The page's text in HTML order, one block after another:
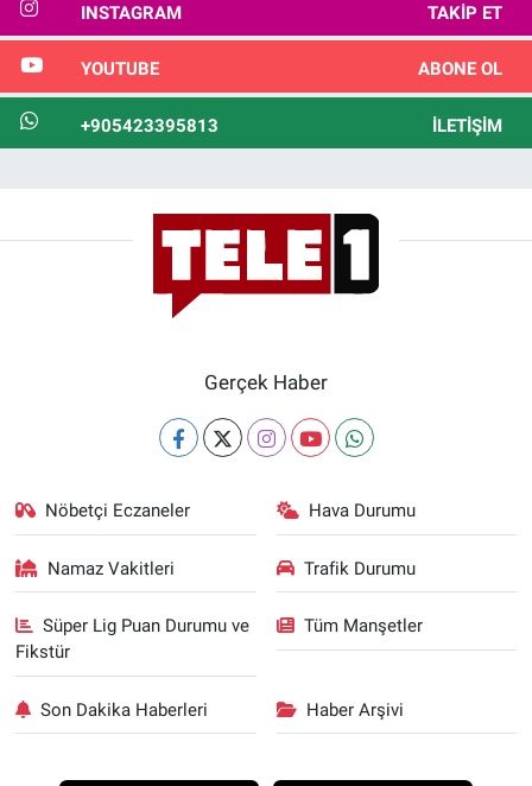
INSTAGRAM TAKIP ET
YOUTUBE ABONE OL
+905423395813 İLETIŞIM
Gerçek Haber
Nöbetçi Eczaneler Hava Durumu
Namaz Vakitleri Trafik Durumu
Süper Lig Puan Durumu ve
Fikstür
Tüm Manşetler
Son Dakika Haberleri Haber Arşivi